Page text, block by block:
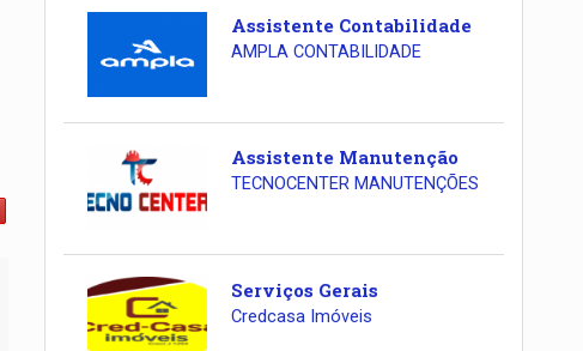
Assistente Contabilidade
AMPLA CONTABILIDADE
Assistente Manutenção
TECNOCENTER MANUTENÇÕES
Serviços Gerais
Credcasa Imóveis